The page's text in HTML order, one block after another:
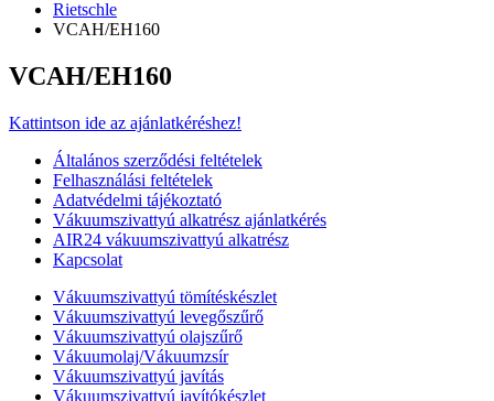
Rietschle
VCAH/EH160
VCAH/EH160
Kattintson ide az ajánlatkéréshez!
Általános szerződési feltételek
Felhasználási feltételek
Adatvédelmi tájékoztató
Vákuumszivattyú alkatrész ajánlatkérés
AIR24 vákuumszivattyú alkatrész
Kapcsolat
Vákuumszivattyú tömítéskészlet
Vákuumszivattyú levegőszűrő
Vákuumszivattyú olajszűrő
Vákuumolaj/Vákuumzsír
Vákuumszivattyú javítás
Vákuumszivattyú javítókészlet